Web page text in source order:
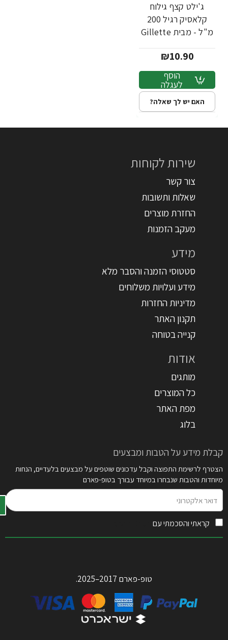
ג'ילט קצף גילוח
קלאסיק רגיל 200
מ"ל - מבית Gillette
₪10.90
הוסף
לעגלה
האם יש לך שאלה?
שירות לקוחות
צור קשר
שאלות ותשובות
החזרת מוצרים
מעקב הזמנות
מידע
סטטוסי הזמנה והסבר מלא
מידע ועלויות משלוחים
מדיניות החזרות
תקנון האתר
קנייה בטוחה
אודות
מותגים
כל המוצרים
מפת האתר
בלוג
קבלת מידע על הטבות ומבצעים
הצטרף לרשימת התפוצה וקבל עדכונים שוטפים על מבצעים בלעדיים, הנחות
מיוחדות והטבות שנבחרו במיוחד עבורך בטופ-פארם
אלקטרוני
קראתי והסכמתי עם
טופ-פארם 2017–2025.